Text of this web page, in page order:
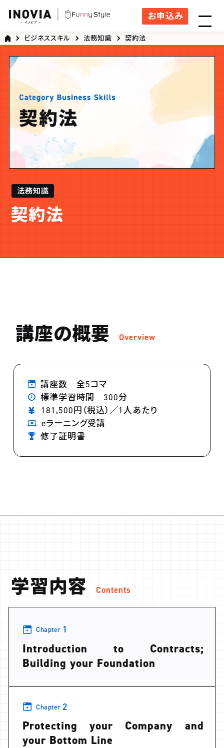
お申込み
ビジネススキル 法務知識 契約法
法務知識
契約法
講座の概要 Overview
講座数 全5コマ
標準学習時間 300分
181,500円（税込）／1人あたり
eラーニング受講
修了証明書
学習内容 Contents
Chapter 1
Introduction to Contracts;
Building your Foundation
Chapter 2
Protecting your Company and
your Bottom Line